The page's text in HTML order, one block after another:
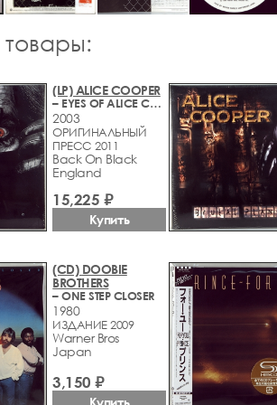
(LP) ALICE COOPER
– EYES OF ALICE COOPER
2003
ОРИГИНАЛЬНЫЙ
ПРЕСС 2011
Back On Black
England
15,225 ₽
Купить
(CD) DOOBIE
BROTHERS
– ONE STEP CLOSER
1980
ИЗДАНИЕ 2009
Warner Bros
Japan
3,150 ₽
Купить